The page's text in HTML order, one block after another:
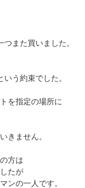
また買いました。
う約束でした。
を指定の場所に
きません。
方は
たが
ンの一人です。